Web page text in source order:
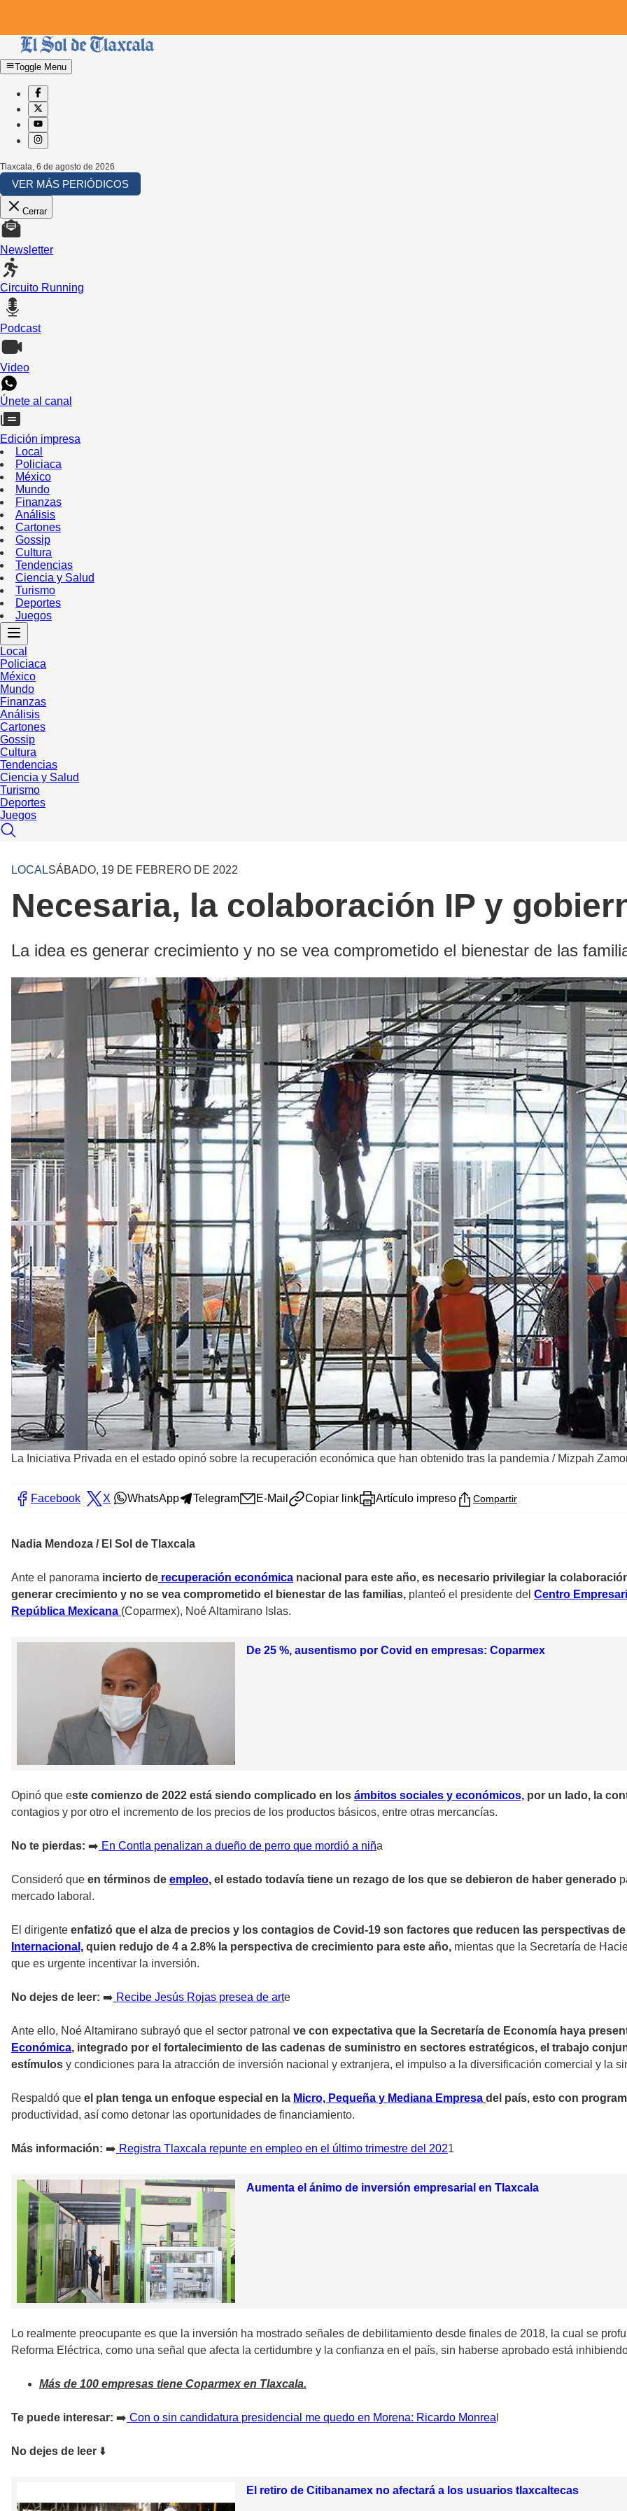
Toggle Menu
Tlaxcala 6 de agosto de 2026
VER MÁS PERIÓDICOS
Cerrar
Newsletter
Circuito Running
Podcast
Video
Únete al canal
Edición impresa
Local
Policiaca
México
Mundo
Finanzas
Análisis
Cartones
Gossip
Cultura
Tendencias
Ciencia y Salud
Turismo
Deportes
Juegos
Local
Policiaca
México
Mundo
Finanzas
Análisis
Cartones
Gossip
Cultura
Tendencias
Ciencia y Salud
Turismo
Deportes
Juegos
LOCALSÁBADO, 19 DE FEBRERO DE 2022
Necesaria, la colaboración IP y
La idea es generar crecimiento y no se vea comprometido el bienestar de las
La Iniciativa Privada en el estado opinó sobre la recuperación económica que han obtenido tras la pandemia / Mizpah
Facebook X WhatsApp Telegram E-Mail Copiar link Artículo impreso Compartir
Nadia Mendoza / El Sol de Tlaxcala
Ante el panorama incierto de recuperación económica nacional para este año, es necesario privilegiar la
generar crecimiento y no se vea comprometido el bienestar de las familias, planteó el presidente del Centro
República Mexicana (Coparmex), Noé Altamirano Islas.
De 25 %, ausentismo por Covid en empresas: Coparmex
Opinó que este comienzo de 2022 está siendo complicado en los ámbitos sociales y económicos, por un lado, la
contagios y por otro el incremento de los precios de los productos básicos, entre otras mercancías.
No te pierdas: ➡️ En Contla penalizan a dueño de perro que mordió a niña
Consideró que en términos de empleo, el estado todavía tiene un rezago de los que se debieron de haber generado
mercado laboral.
El dirigente enfatizó que el alza de precios y los contagios de Covid-19 son factores que reducen las perspectivas
Internacional, quien redujo de 4 a 2.8% la perspectiva de crecimiento para este año, mientas que la Secretaría de
que es urgente incentivar la inversión.
No dejes de leer: ➡️ Recibe Jesús Rojas presea de arte
Ante ello, Noé Altamirano subrayó que el sector patronal ve con expectativa que la Secretaría de Economía haya
Económica, integrado por el fortalecimiento de las cadenas de suministro en sectores estratégicos, el trabajo
estímulos y condiciones para la atracción de inversión nacional y extranjera, el impulso a la diversificación comercial y la
Respaldó que el plan tenga un enfoque especial en la Micro, Pequeña y Mediana Empresa del país, esto con
productividad, así como detonar las oportunidades de financiamiento.
Más información: ➡️ Registra Tlaxcala repunte en empleo en el último trimestre del 2021
Aumenta el ánimo de inversión empresarial en Tlaxcala
Lo realmente preocupante es que la inversión ha mostrado señales de debilitamiento desde finales de 2018, la cual se
Reforma Eléctrica, como una señal que afecta la certidumbre y la confianza en el país, sin haberse aprobado está
Más de 100 empresas tiene Coparmex en Tlaxcala.
Te puede interesar: ➡️ Con o sin candidatura presidencial me quedo en Morena: Ricardo Monrea
No dejes de leer ⬇️
El retiro de Citibanamex no afectará a los usuarios tlaxcaltecas